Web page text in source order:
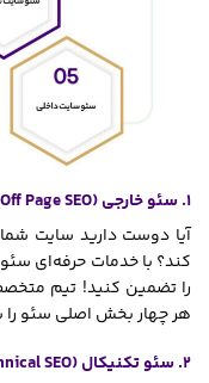
1. سئو خارجی (Off Page SEO)
آیا دوست دارید سایت
کند؟ با خدمات حرفه‌ای
را تضمین کنید! تیم
هر چهار بخش اصلی سئو را
2. سئو تکنیکال (Technical SEO)